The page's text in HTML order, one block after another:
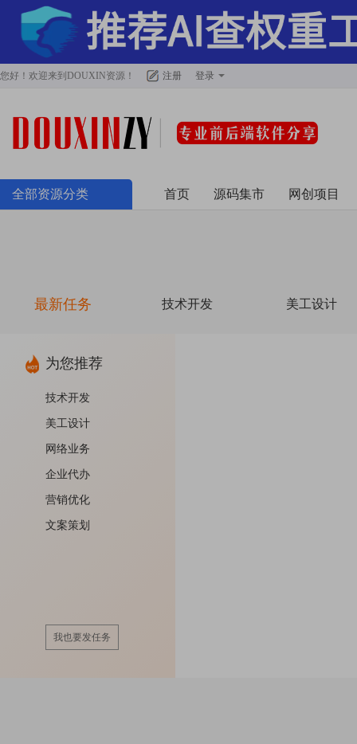
您好！欢迎来到 DOUXIN资源 ！ 注册 登录
全部资源分类 首页 源码集市 网创项目
最新任务 技术开发 美工设计
为您推荐
技术开发
美工设计
网络业务
企业代办
营销优化
文案策划
我也要发任务